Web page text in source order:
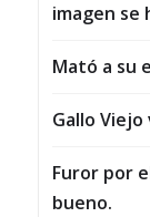
imagen se
Mató a su
Gallo Viejo
Furor por
bueno.